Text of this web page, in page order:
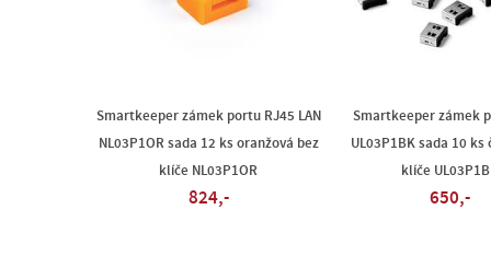
Smartkeeper zámek portu RJ45 LAN
NL03P1OR sada 12 ks oranžová bez
klíče NL03P1OR
824,-
Smartkeeper zámek
UL03P1BK sada 10 ks
klíče
650,-